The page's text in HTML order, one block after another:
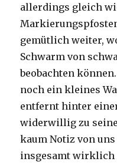
allerdings gleich
gemütlich weiter,
Schwarm von
beobachten
noch ein kleines
entfernt hinter
widerwillig zu
kaum Notiz von
insgesamt wirklich